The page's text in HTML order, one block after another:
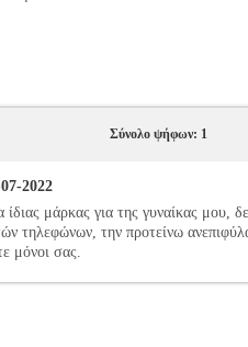
Σύνολο ψήφων: 1
2022
μάρκας για της γυναίκας μου,
τηλεφώνων, την προτείνω
μόνοι σας.